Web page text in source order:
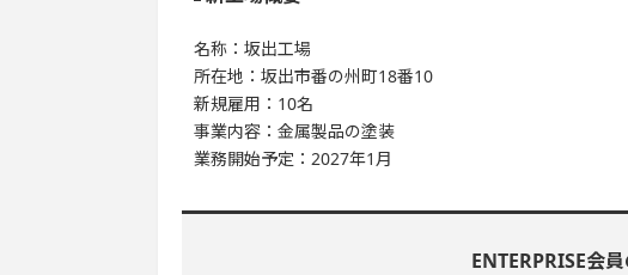
名称：坂出工場
所在地：坂出市番の州町18番10
新規雇用：10名
事業内容：金属製品の塗装
業務開始予定：2027年1月
ENTERPRISE会